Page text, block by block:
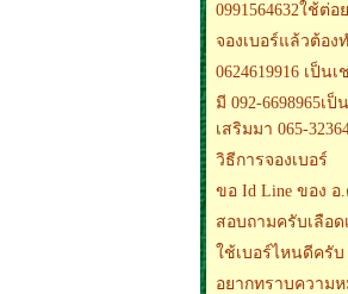
0991564632ใช้ต่
จองเบอร์แล้วต้อง
0624619916 เป็นเ
มี 092-6698965เ
เสริมมา 065-
วิธีการจองเบอร์
ขอ Id Line ของ อ
สอบถามครับเลือด
ใช้เบอร์ไหนดีครับ
อยากทราบความห